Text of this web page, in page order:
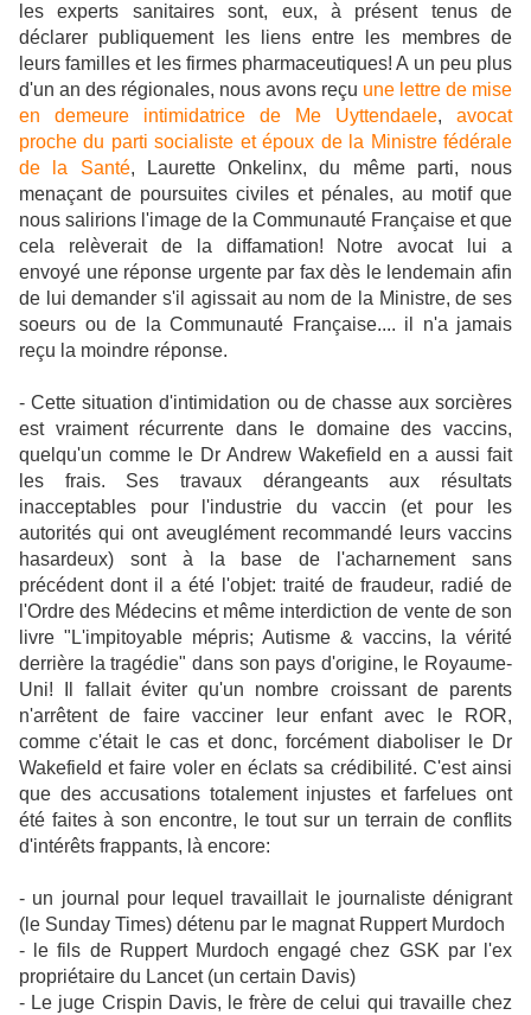
les experts sanitaires sont, eux, à présent tenus de
déclarer publiquement les liens entre les membres de
leurs familles et les firmes pharmaceutiques! A un peu plus
d'un an des régionales, nous avons reçu une lettre de mise
en demeure intimidatrice de Me Uyttendaele, avocat
proche du parti socialiste et époux de la Ministre fédérale
de la Santé, Laurette Onkelinx, du même parti, nous
menaçant de poursuites civiles et pénales, au motif que
nous salirions l'image de la Communauté Française et que
cela relèverait de la diffamation! Notre avocat lui a
envoyé une réponse urgente par fax dès le lendemain afin
de lui demander s'il agissait au nom de la Ministre, de ses
soeurs ou de la Communauté Française.... il n'a jamais
reçu la moindre réponse.
- Cette situation d'intimidation ou de chasse aux sorcières
est vraiment récurrente dans le domaine des vaccins,
quelqu'un comme le Dr Andrew Wakefield en a aussi fait
les frais. Ses travaux dérangeants aux résultats
inacceptables pour l'industrie du vaccin (et pour les
autorités qui ont aveuglément recommandé leurs vaccins
hasardeux) sont à la base de l'acharnement sans
précédent dont il a été l'objet: traité de fraudeur, radié de
l'Ordre des Médecins et même interdiction de vente de son
livre "L'impitoyable mépris; Autisme & vaccins, la vérité
derrière la tragédie" dans son pays d'origine, le Royaume-
Uni! Il fallait éviter qu'un nombre croissant de parents
n'arrêtent de faire vacciner leur enfant avec le ROR,
comme c'était le cas et donc, forcément diaboliser le Dr
Wakefield et faire voler en éclats sa crédibilité. C'est ainsi
que des accusations totalement injustes et farfelues ont
été faites à son encontre, le tout sur un terrain de conflits
d'intérêts frappants, là encore:
- un journal pour lequel travaillait le journaliste dénigrant
(le Sunday Times) détenu par le magnat Ruppert Murdoch
- le fils de Ruppert Murdoch engagé chez GSK par l'ex
propriétaire du Lancet (un certain Davis)
- Le juge Crispin Davis, le frère de celui qui travaille chez